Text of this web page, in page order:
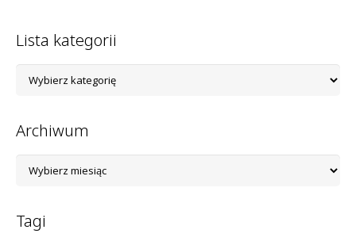
Lista kategorii
kategorii
Archiwum
Tagi